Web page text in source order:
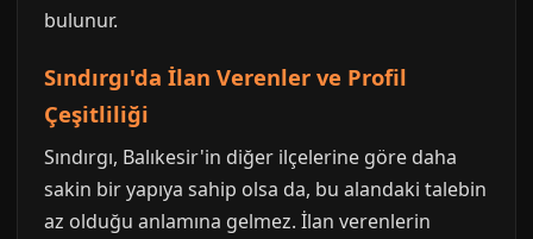
bulunur.
Sındırgı'da İlan Verenler ve Profil
Çeşitliliği
Sındırgı, Balıkesir'in diğer ilçelerine göre daha
sakin bir yapıya sahip olsa da, bu alandaki talebin
az olduğu anlamına gelmez. İlan verenlerin